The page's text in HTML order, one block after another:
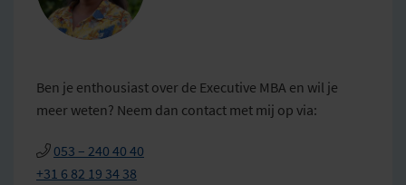
Ben je enthousiast over de Executive MBA en wil je
meer weten? Neem dan contact met mij op via:
053 – 240 40 40
+31 6 82 19 34 38